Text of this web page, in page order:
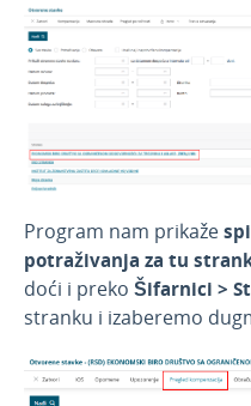
Zalihe-po prod. vred. sa
Nepovezana
Predračuni
Banka
Blagajna
Primljene narudžbine
Izdate narudžbine
Radni nalozi
Obračun kamate
Program nam prikaže
potraživanja za tu
doći i preko Šifarnici >
stranku i izaberemo